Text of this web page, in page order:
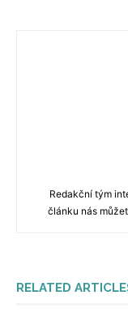
Redakční tým
článku nás
RELATED